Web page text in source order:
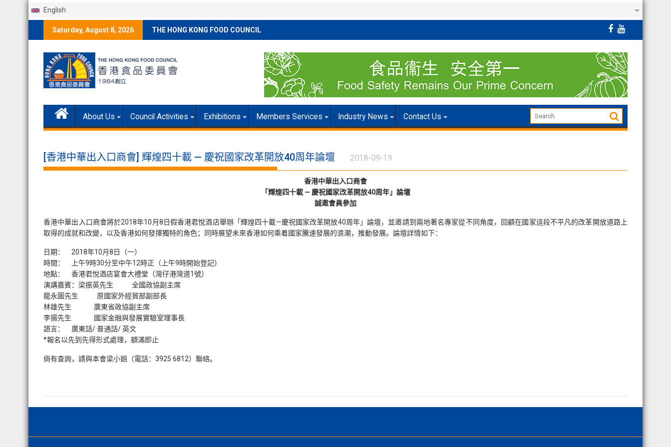
English
Saturday, August 8, 2026 THE HONG KONG FOOD COUNCIL
About Us Council Activities Exhibitions Members Services Industry News Contact Us
[香港中華出入口商會] 輝煌四十載 — 慶祝國家改革開放40周年論壇 2018-09-19
香港中華出入口商會
「輝煌四十載 — 慶祝國家改革開放40周年」論壇
誠邀會員參加
香港中華出入口商會將於2018年10月8日假香港君悅酒店舉辦「輝煌四十載—慶祝國家改革開放40周年」論壇，並邀請到兩地著名專家從不同角度，回顧在國家這段不平凡的改革開放道路上
取得的成就和改變，以及香港如何發揮獨特的角色；同時展望未來香港如何乘着國家騰速發展的浪潮，推動發展。論壇詳情如下：
日期： 2018年10月8日（一）
時間： 上午9時30分至中午12時正（上午9時開始登記）
地點： 香港君悅酒店宴會大禮堂（灣仔港灣道1號）
演講嘉賓：梁振英先生 全國政協副主席
龍永圖先生 原國家外經貿部副部長
林雄先生 廣東省政協副主席
李揚先生 國家金融與發展實驗室理事長
語言： 廣東話/ 普通話/ 英文
*報名以先到先得形式處理，額滿即止
倘有查詢，請與本會梁小姐（電話：3925 6812）聯絡。